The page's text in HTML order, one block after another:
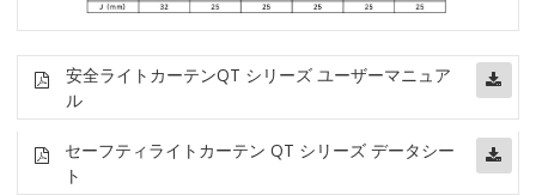
安全ライトカーテンQT シリーズ ユーザーマニュア
ル
セーフティライトカーテン QT シリーズ データシー
ト